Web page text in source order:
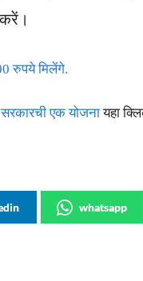
रुपये मिलेंगे.
एक योजनायहा
whatsapp